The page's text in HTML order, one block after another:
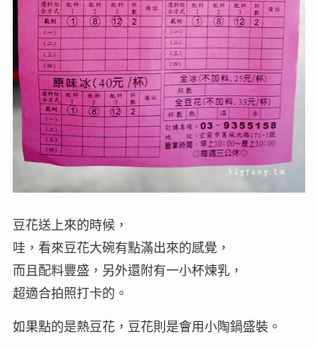
豆花送上來的時候，
哇，看來豆花大碗有點滿出來的感覺，
而且配料豐盛，另外還附有一小杯煉乳，
超適合拍照打卡的。
如果點的是熱豆花，豆花則是會用小陶鍋盛裝。